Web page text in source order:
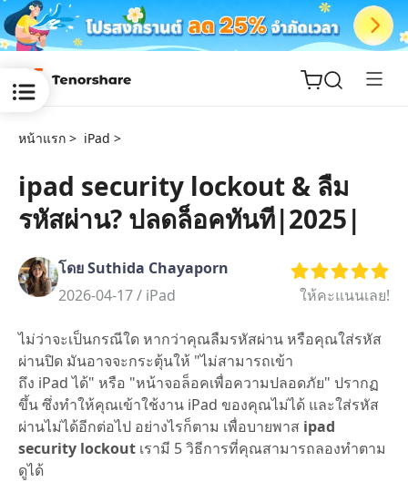
ReiBoot
Tenorshare
iAnyGo
หน้าแรก > iPad >
ipad security lockout & ลืม
รหัสผ่าน? ปลดล็อคทันที|2025|
โดย Suthida Chayaporn
2026-04-17 / iPad ให้คะแนนเลย!
ไม่ว่าจะเป็นกรณีใด หากว่าคุณลืมรหัสผ่าน หรือคุณใส่รหัส
ผ่านปิด มันอาจจะกระตุ้นให้ "ไม่สามารถเข้า
ถึง iPad ได้" หรือ "หน้าจอล็อคเพื่อความปลอดภัย" ปรากฏ
ขึ้น ซึ่งทำให้คุณเข้าใช้งาน iPad ของคุณไม่ได้ และใส่รหัส
ผ่านไม่ได้อีกต่อไป อย่างไรก็ตาม เพื่อบายพาส ipad
security lockout เรามี 5 วิธีการที่คุณสามารถลองทำตาม
ดูได้